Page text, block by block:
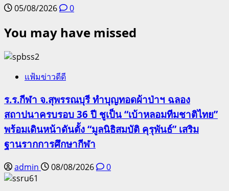
05/08/2026 0
You may have missed
แฟ้มข่าวดีดี
ร.ร.กีฬา จ.สุพรรณบุรี ทำบุญทอดผ้าป่าฯ ฉลอง
สถาปนาครบรอบ 36 ปี ชูเป็น “เบ้าหลอมทีมชาติไทย”
พร้อมเดินหน้าดันตั้ง “มูลนิธิสมบัติ คุรุพันธ์” เสริม
ฐานรากการศึกษากีฬา
admin 08/08/2026 0